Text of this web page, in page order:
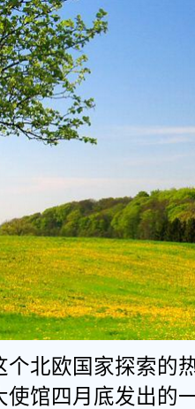
北欧国家探索的
馆四月底发出的